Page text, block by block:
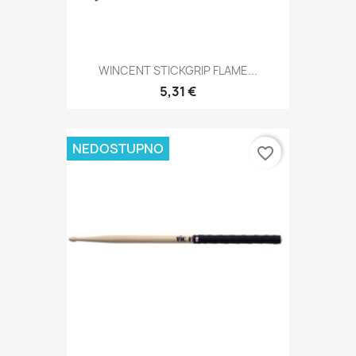
WINCENT STICKGRIP FLAME...
5,31 €
NEDOSTUPNO favorite_border